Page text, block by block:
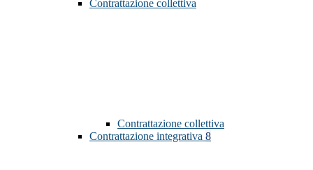
Contrattazione collettiva
Contrattazione collettiva
Contrattazione integrativa 8